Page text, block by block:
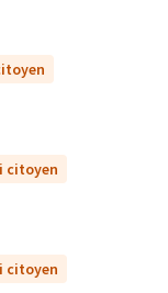
citoyen
citoyen